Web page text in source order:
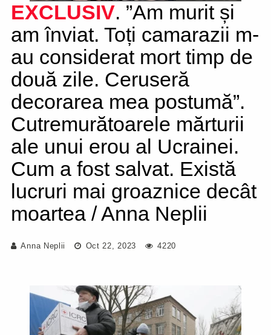
EXCLUSIV. ”Am murit și
am înviat. Toți camarazii m-
au considerat mort timp de
două zile. Ceruseră
decorarea mea postumă”.
Cutremurătoarele mărturii
ale unui erou al Ucrainei.
Cum a fost salvat. Există
lucruri mai groaznice decât
moartea / Anna Neplii
Anna Neplii Oct 22, 2023 4220